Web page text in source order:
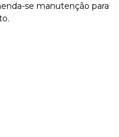
se manutenção para